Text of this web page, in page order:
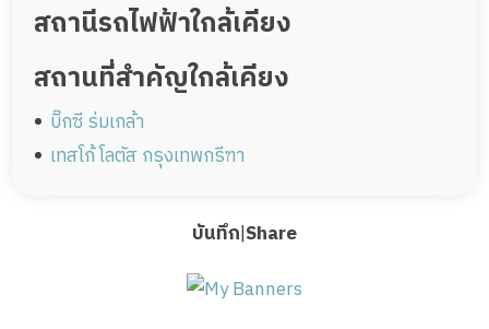
สถานีรถไฟฟ้าใกล้เคียง
สถานที่สำคัญใกล้เคียง
บิ๊กซี ร่มเกล้า
เทสโก้ โลตัส กรุงเทพกรีฑา
บันทึก|Share